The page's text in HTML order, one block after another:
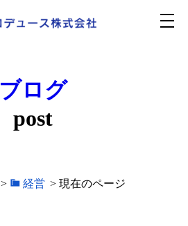
ブログ
post
> 経営 >現在のページ